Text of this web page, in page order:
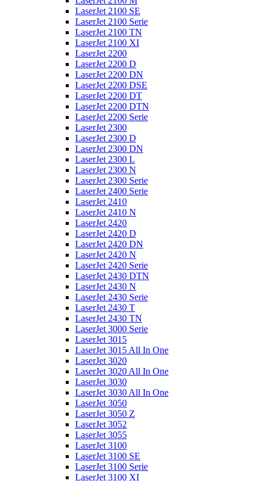
LaserJet 2100 SE
LaserJet 2100 Serie
LaserJet 2100 TN
LaserJet 2100 XI
LaserJet 2200
LaserJet 2200 D
LaserJet 2200 DN
LaserJet 2200 DSE
LaserJet 2200 DT
LaserJet 2200 DTN
LaserJet 2200 Serie
LaserJet 2300
LaserJet 2300 D
LaserJet 2300 DN
LaserJet 2300 L
LaserJet 2300 N
LaserJet 2300 Serie
LaserJet 2400 Serie
LaserJet 2410
LaserJet 2410 N
LaserJet 2420
LaserJet 2420 D
LaserJet 2420 DN
LaserJet 2420 N
LaserJet 2420 Serie
LaserJet 2430 DTN
LaserJet 2430 N
LaserJet 2430 Serie
LaserJet 2430 T
LaserJet 2430 TN
LaserJet 3000 Serie
LaserJet 3015
LaserJet 3015 All In One
LaserJet 3020
LaserJet 3020 All In One
LaserJet 3030
LaserJet 3030 All In One
LaserJet 3050
LaserJet 3050 Z
LaserJet 3052
LaserJet 3055
LaserJet 3100
LaserJet 3100 SE
LaserJet 3100 Serie
LaserJet 3100 XI